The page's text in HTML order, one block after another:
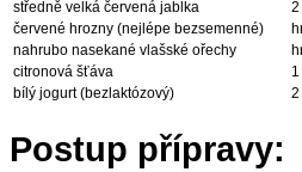
středně velká červená jablka
2
červené hrozny (nejlépe bezsemenné)
nahrubo nasekané vlašské ořechy
citronová šťáva
bílý jogurt (bezlaktózový)
2
Postup přípravy: